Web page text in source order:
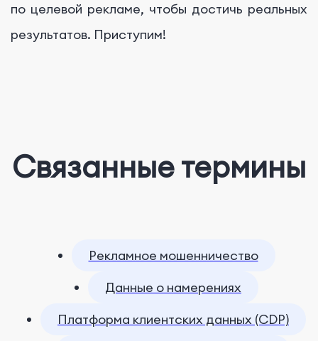
по целевой рекламе, чтобы достичь реальных
результатов. Приступим!
Связанные термины
Рекламное мошенничество
Данные о намерениях
Платформа клиентских данных (CDP)